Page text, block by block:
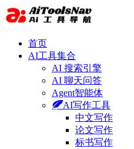
首页
AI工具集合
AI 搜索引擎
AI 聊天问答
Agent智能体
AI写作工具
中文写作
论文写作
标书写作